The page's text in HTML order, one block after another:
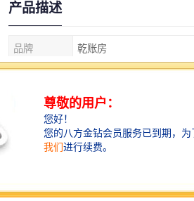
产品描述
品牌 乾账房
服务等级 1
服务地区 贵阳
贵州贵阳人力资源许可证代办理的
不少初创业者开始在贵阳人力资源
的流程，人力资源许可证代办理需